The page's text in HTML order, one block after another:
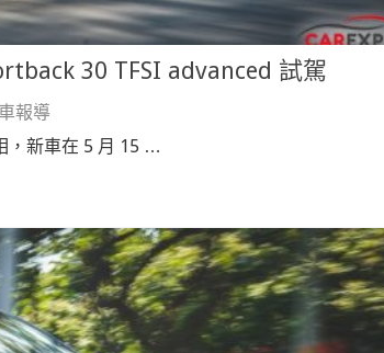
30 TFSI advanced 試駕
報導
，新車在 5 月 15 …